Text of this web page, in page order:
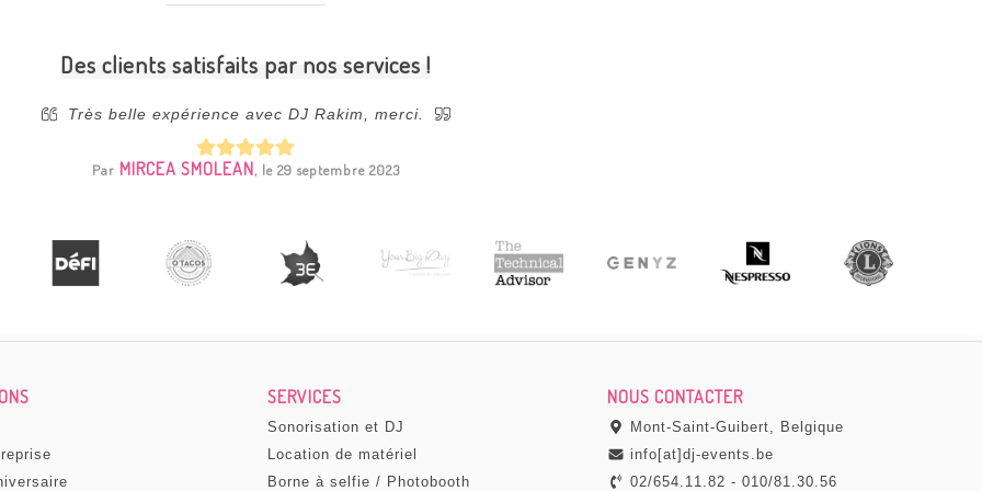
Des clients satisfaits par nos services !
Très belle expérience avec DJ Rakim, merci.
Par MIRCEA SMOLEAN, le 29 septembre 2023
SERVICES
Sonorisation et DJ
Location de matériel
Borne à selfie / Photobooth
NOUS CONTACTER
Mont-Saint-Guibert, Belgique
info[at]dj-events.be
02/654.11.82 -010/81.30.56